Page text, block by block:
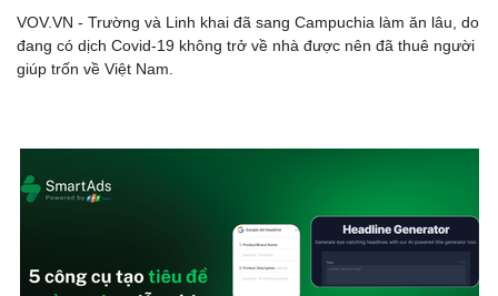
VOV.VN - Trường và Linh khai đã sang Campuchia làm ăn lâu, do
đang có dịch Covid-19 không trở về nhà được nên đã thuê người
giúp trốn về Việt Nam.